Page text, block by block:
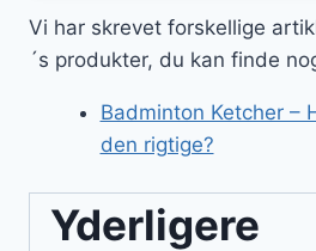
Vi har skrevet forskellige
´s produkter, du kan finde
Badminton Ketcher –
den rigtige?
Yderligere